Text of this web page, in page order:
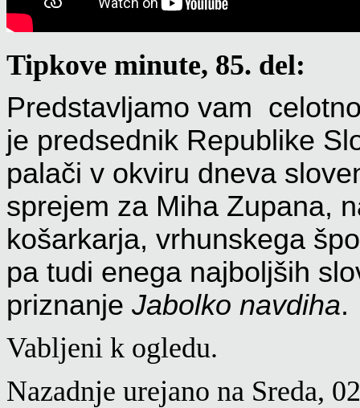
Tipkove minute, 85. del:
Predstavljamo vam
je predsednik Republike
palači v okviru dneva
sprejem za Miha Zupana,
košarkarja, vrhunskega
pa tudi enega najboljših
priznanje Jabolko navdiha.
Vabljeni k ogledu.
Nazadnje urejano na Sreda,